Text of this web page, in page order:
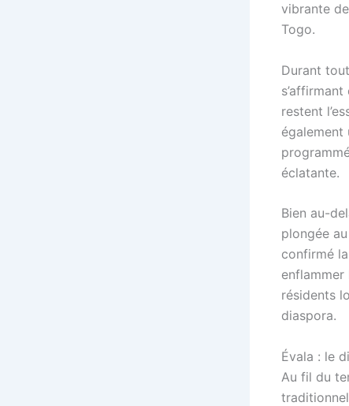
vibrante
Togo.
Durant
restent
également
éclatante.
Bien au-
plongée
confirmé
résidents
diaspora.
Évala : le
Au fil du